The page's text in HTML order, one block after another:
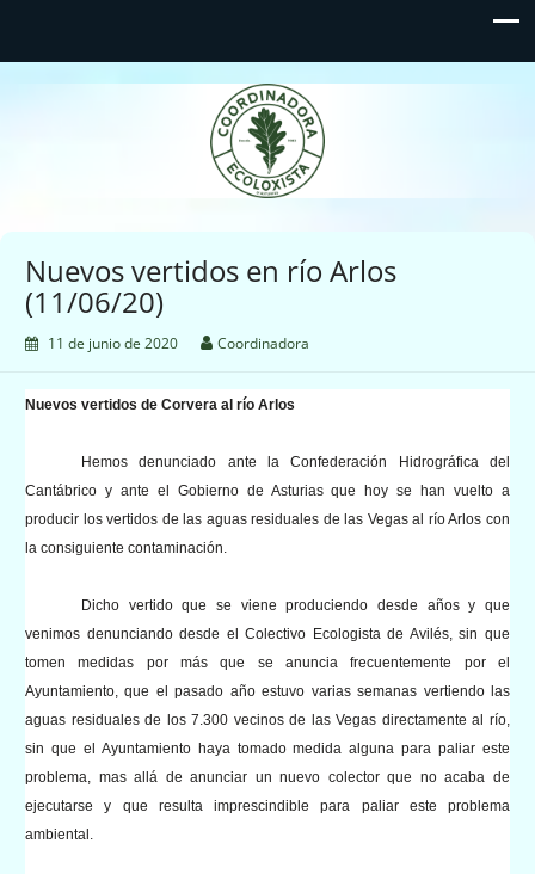
Coordinadora Ecoloxista
d'Asturies
Nuevos vertidos en río Arlos
(11/06/20)
11 de junio de 2020 Coordinadora
Nuevos vertidos de Corvera al río Arlos
Hemos denunciado ante la Confederación Hidrográfica del
Cantábrico y ante el Gobierno de Asturias que hoy se han vuelto a
producir los vertidos de las aguas residuales de las Vegas al río Arlos con
la consiguiente contaminación.
Dicho vertido que se viene produciendo desde años y que
venimos denunciando desde el Colectivo Ecologista de Avilés, sin que
tomen medidas por más que se anuncia frecuentemente por el
Ayuntamiento, que el pasado año estuvo varias semanas vertiendo las
aguas residuales de los 7.300 vecinos de las Vegas directamente al río,
sin que el Ayuntamiento haya tomado medida alguna para paliar este
problema, mas allá de anunciar un nuevo colector que no acaba de
ejecutarse y que resulta imprescindible para paliar este problema
ambiental.